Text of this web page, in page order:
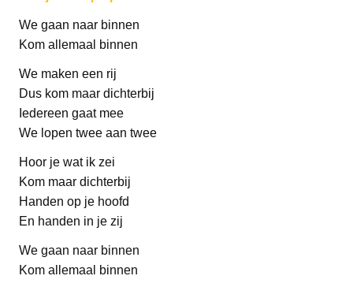
We gaan naar binnen
Kom allemaal binnen
We maken een rij
Dus kom maar dichterbij
Iedereen gaat mee
We lopen twee aan twee
Hoor je wat ik zei
Kom maar dichterbij
Handen op je hoofd
En handen in je zij
We gaan naar binnen
Kom allemaal binnen